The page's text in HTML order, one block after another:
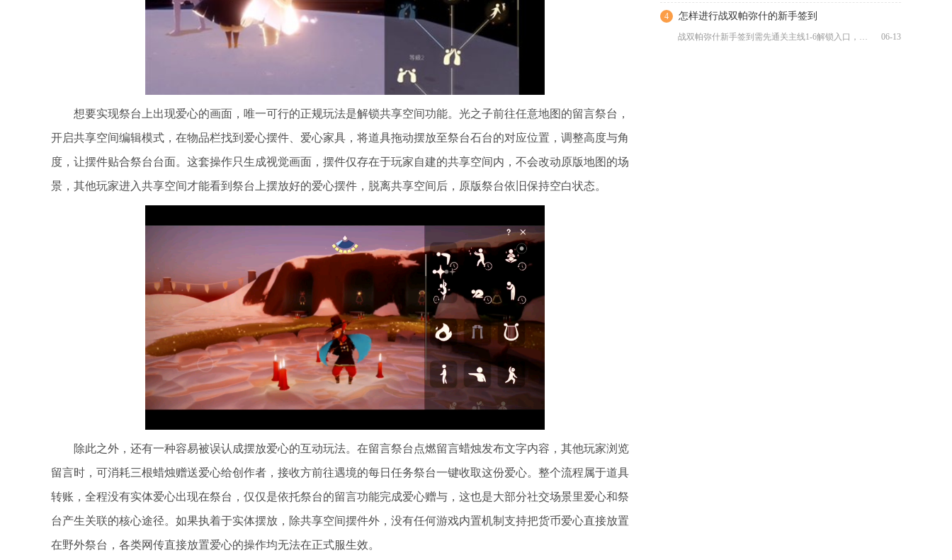
想要实现祭台上出现爱心的画面，唯一可行的正规玩法是解锁共享空间功能。光之子前往任意地图的留言祭台，
开启共享空间编辑模式，在物品栏找到爱心摆件、爱心家具，将道具拖动摆放至祭台石台的对应位置，调整高度与角
度，让摆件贴合祭台台面。这套操作只生成视觉画面，摆件仅存在于玩家自建的共享空间内，不会改动原版地图的场
景，其他玩家进入共享空间才能看到祭台上摆放好的爱心摆件，脱离共享空间后，原版祭台依旧保持空白状态。
除此之外，还有一种容易被误认成摆放爱心的互动玩法。在留言祭台点燃留言蜡烛发布文字内容，其他玩家浏览
留言时，可消耗三根蜡烛赠送爱心给创作者，接收方前往遇境的每日任务祭台一键收取这份爱心。整个流程属于道具
转账，全程没有实体爱心出现在祭台，仅仅是依托祭台的留言功能完成爱心赠与，这也是大部分社交场景里爱心和祭
台产生关联的核心途径。如果执着于实体摆放，除共享空间摆件外，没有任何游戏内置机制支持把货币爱心直接放置
在野外祭台，各类网传直接放置爱心的操作均无法在正式服生效。
4 怎样进行战双帕弥什的新手签到
战双帕弥什新手签到需先通关主线1-6解锁入口，在游戏内完成1... 06-13